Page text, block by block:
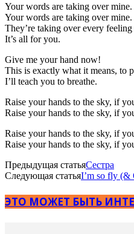
Your words are taking over mine.
Your words are taking over mine.
They’re taking over every feeling
It’s all for you.
Give me your hand now!
This is exactly what it means, to
I’ll teach you to breathe.
Raise your hands to the sky, if
Raise your hands to the sky, if
Raise your hands to the sky, if
Raise your hands to the sky, if
Предыдущая статьяСестра
Следующая статьяI’m so fly (&
ЭТО МОЖЕТ БЫТЬ